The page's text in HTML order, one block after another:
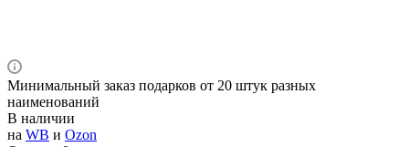
Минимальный заказ подарков от 20 штук разных
наименований
В наличии
на WB и Ozon